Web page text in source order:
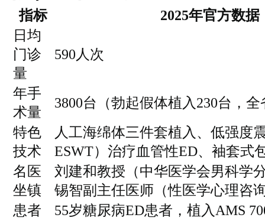
指标
2025年官方数据
日均
门诊
量
590人次
年手
术量
3800台（勃起假体植入230台，
特色
技术
人工海绵体三件套植入、低强度
ESWT）治疗血管性ED、袖套式
名医
坐镇
刘建和教授（中华医学会男科学
锡智副主任医师（性医学心理咨
患者
55岁糖尿病ED患者，植入AMS